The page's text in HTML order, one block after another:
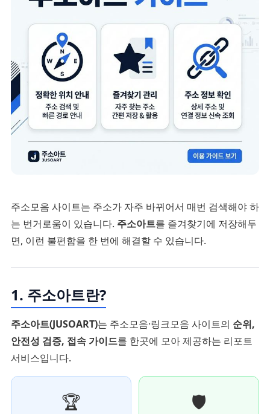
주소모음 사이트는 주소가 자주 바뀌어서 매번 검색해야 하
는 번거로움이 있습니다. 주소아트를 즐겨찾기에 저장해두
면, 이런 불편함을 한 번에 해결할 수 있습니다.
1. 주소아트란?
주소아트(JUSOART)는 주소모음·링크모음 사이트의 순위,
안전성 검증, 접속 가이드를 한곳에 모아 제공하는 리포트
서비스입니다.
🏆 🛡️